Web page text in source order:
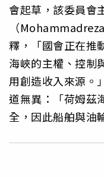
會起草，該委員會
（
釋，「國會正在推
海峽的主權、控制
用創造收入來源。
道無異：「荷姆茲
全，因此船舶與油